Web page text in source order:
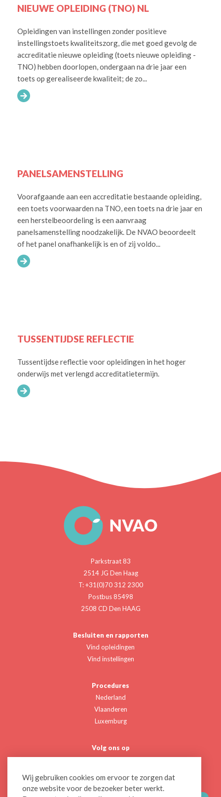
NIEUWE OPLEIDING (TNO) NL
Opleidingen van instellingen zonder positieve
instellingstoets kwaliteitszorg, die met goed gevolg de
accreditatie nieuwe opleiding (toets nieuwe opleiding -
TNO) hebben doorlopen, ondergaan na drie jaar een
toets op gerealiseerde kwaliteit; de zo...
PANELSAMENSTELLING
Voorafgaande aan een accreditatie bestaande opleiding,
een toets voorwaarden na TNO, een toets na drie jaar en
een herstelbeoordeling is een aanvraag
panelsamenstelling noodzakelijk. De NVAO beoordeelt
of het panel onafhankelijk is en of zij voldo...
TUSSENTIJDSE REFLECTIE
Tussentijdse reflectie voor opleidingen in het hoger
onderwijs met verlengd accreditatietermijn.
Wij gebruiken cookies om ervoor te zorgen dat
onze website voor de bezoeker beter werkt.
Parkstraat 83
2514 JG Den Haag
T: +31(0)70 312 2300
Postbus 85498
2508 CD Den HAAG
Besluiten en rapporten
Vind opleidingen
Vind instellingen
Procedures
Nederland
Vlaanderen
Luxemburg
Volg ons op
Twitter